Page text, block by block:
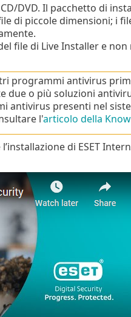
DVD. Il pacchetto di
di piccole dimensioni; i
file di Live Installer e
programmi antivirus
due o più soluzioni
antivirus presenti nel
l'articolo della
di ESET